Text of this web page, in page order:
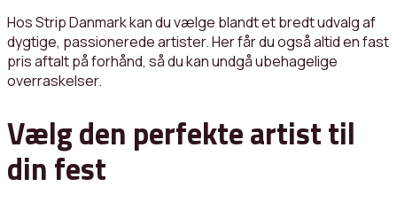
Hos Strip Danmark kan du vælge blandt et bredt udvalg af
dygtige, passionerede artister. Her får du også altid en fast
pris aftalt på forhånd, så du kan undgå ubehagelige
overraskelser.
Vælg den perfekte artist til
din fest